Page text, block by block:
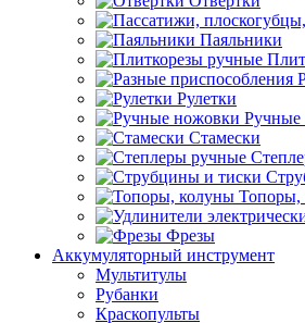
Паяльники
Рулетки
Ручные
Стамески
Топоры,
Фрезы
Аккумуляторный инструмент
Мультитулы
Рубанки
Краскопульты